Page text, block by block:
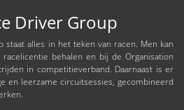
Driver Group
staat alles in het teken van racen. Men kan
behalen en bij de Organisation
in competitieverband. Daarnaast is er
en leerzame circuitsessies, gecombineerd